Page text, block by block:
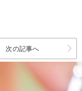
次の記事へ